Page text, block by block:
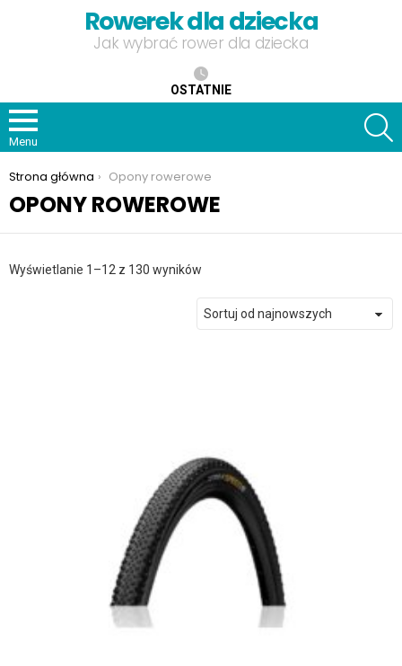
Rowerek dla dziecka
Jak wybrać rower dla dziecka
OSTATNIE
Menu
Jesteś tutaj:
Strona główna Opony rowerowe
OPONY ROWEROWE
Wyświetlanie 1–12 z 130 wyników